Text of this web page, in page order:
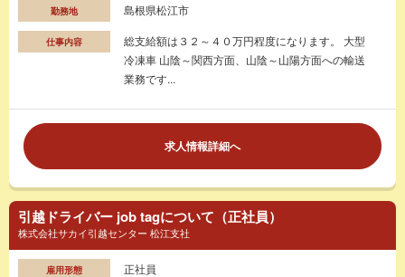
勤務地 島根県松江市
仕事内容
総支給額は３２～４０万円程度になります。 大型
冷凍車 山陰～関西方面、山陰～山陽方面への輸送
業務です...
求人情報詳細へ
引越ドライバー job tagについて（正社員）
株式会社サカイ引越センター 松江支社
雇用形態 正社員